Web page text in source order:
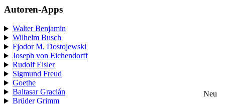
Autoren-Apps
Walter Benjamin
Wilhelm Busch
Fjodor M. Dostojewski
Joseph von Eichendorff
Rudolf Eisler
Sigmund Freud
Goethe
Baltasar Gracián
Neu
Brüder Grimm